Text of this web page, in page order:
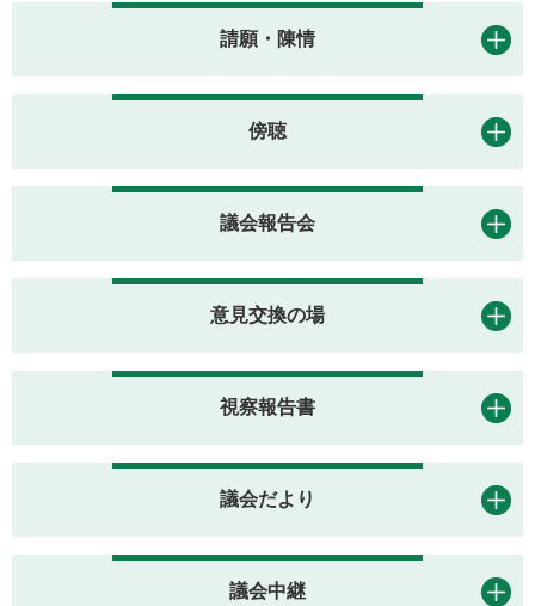
請願・陳情
傍聴
議会報告会
意見交換の場
視察報告書
議会だより
議会中継